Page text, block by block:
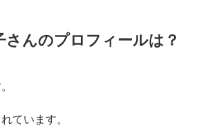
す。
んのプロフィールは？